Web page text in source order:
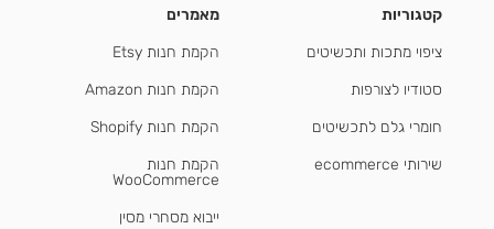
קטגוריות
ציפוי מתכות ותכשיטים
סטודיו לצורפות
חומרי גלם לתכשיטים
שירותי ecommerce
מאמרים
הקמת חנות Etsy
הקמת חנות Amazon
הקמת חנות Shopify
הקמת חנות
WooCommerce
ייבוא מסחרי מסין